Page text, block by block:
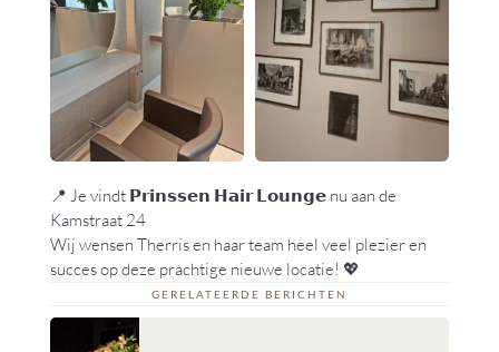
📍 Je vindt 𝗣𝗿𝗶𝗻𝘀𝘀𝗲𝗻 𝗛𝗮𝗶𝗿 𝗟𝗼𝘂𝗻𝗴𝗲 nu aan de
Kamstraat 24
Wij wensen Therris en haar team heel veel plezier en
succes op deze prachtige nieuwe locatie! 💖
GERELATEERDE BERICHTEN